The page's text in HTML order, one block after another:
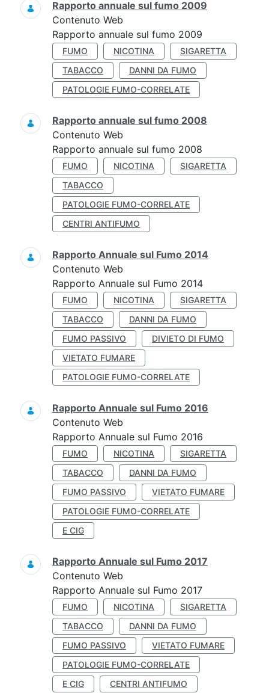
Rapporto annuale sul fumo 2009
Contenuto Web
Rapporto annuale sul fumo 2009
FUMO NICOTINA
SIGARETTA
TABACCO
DANNI DA FUMO
PATOLOGIE FUMO-CORRELATE
Rapporto annuale sul fumo 2008
Contenuto Web
Rapporto annuale sul fumo 2008
FUMO NICOTINA
SIGARETTA
TABACCO
PATOLOGIE FUMO-CORRELATE
CENTRI ANTIFUMO
Rapporto Annuale sul Fumo 2014
Contenuto Web
Rapporto Annuale sul Fumo 2014
FUMO NICOTINA
SIGARETTA
TABACCO
DANNI DA FUMO
FUMO PASSIVO
DIVIETO DI FUMO
VIETATO FUMARE
PATOLOGIE FUMO-CORRELATE
Rapporto Annuale sul Fumo 2016
Contenuto Web
Rapporto Annuale sul Fumo 2016
FUMO NICOTINA
SIGARETTA
TABACCO
DANNI DA FUMO
FUMO PASSIVO
VIETATO FUMARE
PATOLOGIE FUMO-CORRELATE
E CIG
Rapporto Annuale sul Fumo 2017
Contenuto Web
Rapporto Annuale sul Fumo 2017
FUMO NICOTINA
SIGARETTA
TABACCO
DANNI DA FUMO
FUMO PASSIVO
VIETATO FUMARE
PATOLOGIE FUMO-CORRELATE
E CIG
CENTRI ANTIFUMO